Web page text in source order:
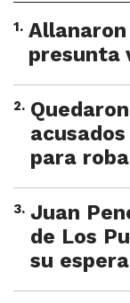
1.
presunta
2.
para
3. Juan
de Los
su